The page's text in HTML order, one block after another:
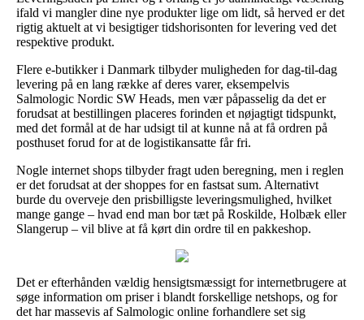
ifald vi mangler dine nye produkter lige om lidt, så herved er det
rigtig aktuelt at vi besigtiger tidshorisonten for levering ved det
respektive produkt.
Flere e-butikker i Danmark tilbyder muligheden for dag-til-dag
levering på en lang række af deres varer, eksempelvis
Salmologic Nordic SW Heads, men vær påpasselig da det er
forudsat at bestillingen placeres forinden et nøjagtigt tidspunkt,
med det formål at de har udsigt til at kunne nå at få ordren på
posthuset forud for at de logistikansatte får fri.
Nogle internet shops tilbyder fragt uden beregning, men i reglen
er det forudsat at der shoppes for en fastsat sum. Alternativt
burde du overveje den prisbilligste leveringsmulighed, hvilket
mange gange – hvad end man bor tæt på Roskilde, Holbæk eller
Slangerup – vil blive at få kørt din ordre til en pakkeshop.
Det er efterhånden vældig hensigtsmæssigt for internetbrugere at
søge information om priser i blandt forskellige netshops, og for
det har massevis af Salmologic online forhandlere set sig